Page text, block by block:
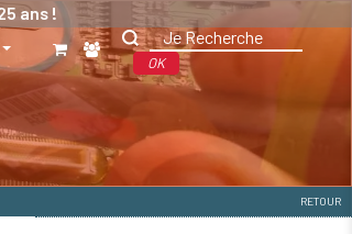
ans !
OK
RETOUR